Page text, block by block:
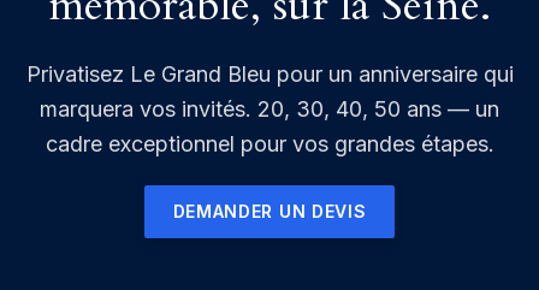
Privatisez Le Grand Bleu pour un anniversaire qui
marquera vos invités. 20, 30, 40, 50 ans — un
cadre exceptionnel pour vos grandes étapes.
DEMANDER UN DEVIS